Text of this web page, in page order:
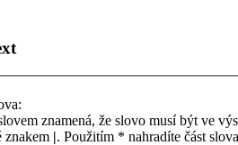
znamená, že slovo musí být ve
znakem |. Použitím * nahradíte část slova